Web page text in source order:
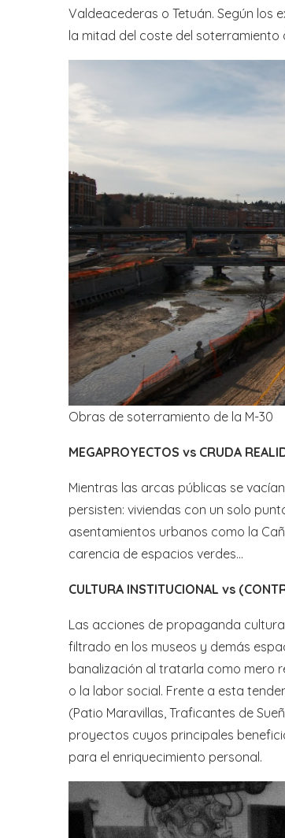
Valdeacederas o Tetuán. Según los
la mitad del coste del soterramiento
Obras de soterramiento de la M-30
MEGAPROYECTOS vs CRUDA
Mientras las arcas públicas se
persisten: viviendas con un solo
asentamientos urbanos como la
carencia de espacios verdes…
CULTURA INSTITUCIONAL vs
Las acciones de propaganda
filtrado en los museos y demás
banalización al tratarla como mero
o la labor social. Frente a esta
(Patio Maravillas, Traficantes de
proyectos cuyos principales
para el enriquecimiento personal.